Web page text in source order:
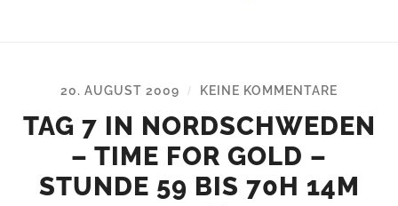
20. AUGUST 2009 / KEINE KOMMENTARE
TAG 7 IN NORDSCHWEDEN
– TIME FOR GOLD –
STUNDE 59 BIS 70H 14M